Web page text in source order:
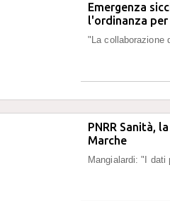
Emergenza
l'ordinanza
"La collaborazione
PNRR Sanità,
Marche
Mangialardi: "I dati